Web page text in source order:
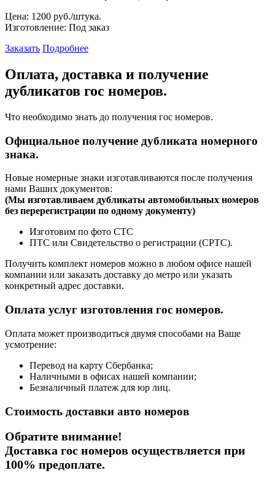
Цена: 1200 руб./штука.
Изготовление: Под заказ
Заказать Подробнее
Оплата, доставка и получение
дубликатов гос номеров.
Что необходимо знать до получения гос номеров.
Официальное получение дубликата номерного
знака.
Новые номерные знаки изготавливаются после получения
нами Ваших документов:
(Мы изготавливаем дубликаты автомобильных номеров
без перерегистрации по одному документу)
Изготовим по фото СТС
ПТС или Свидетельство о регистрации (СРТС).
Получить комплект номеров можно в любом офисе нашей
компании или заказать доставку до метро или указать
конкретный адрес доставки.
Оплата услуг изготовления гос номеров.
Оплата может производиться двумя способами на Ваше
усмотрение:
Перевод на карту Сбербанка;
Наличными в офисах нашей компании;
Безналичный платеж для юр лиц.
Стоимость доставки авто номеров
Обратите внимание!
Доставка гос номеров осуществляется при
100% предоплате.